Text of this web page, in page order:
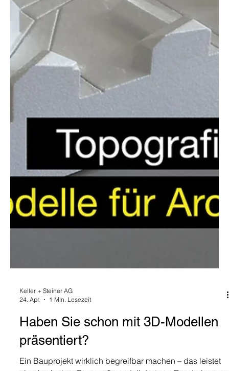
24. Apr.
1 Min. Lesezeit
Haben Sie schon mit 3D-Modellen
präsentiert?